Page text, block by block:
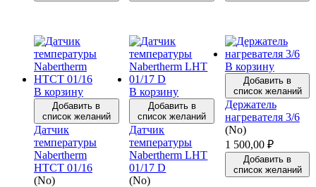
В корзину
Добавить в
список желаний
Датчик
температуры
Nabertherm
HTCT 01/16
(No)
В корзину
Добавить в
список желаний
Датчик
температуры
Nabertherm LHT
01/17 D
(No)
В корзину
Добавить в
список желаний
Держатель
нагревателя 3/6
(No)
1 500,00 ₽
Добавить в
список желаний